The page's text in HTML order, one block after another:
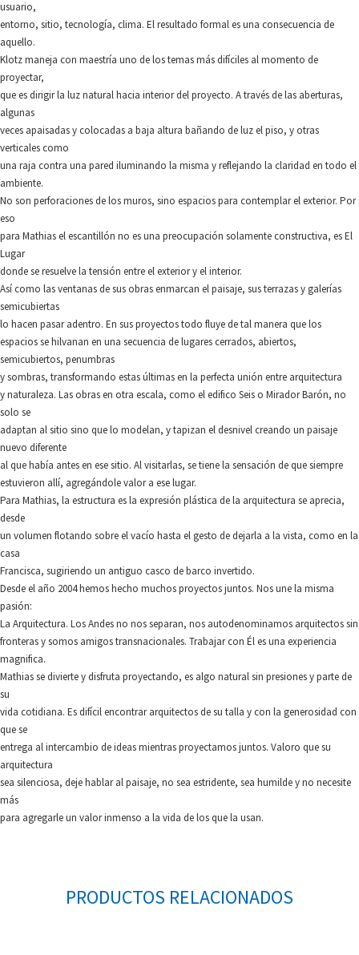
usuario,
entorno, sitio, tecnología, clima. El resultado formal es una consecuencia de
aquello.
Klotz maneja con maestría uno de los temas más difíciles al momento de
proyectar,
que es dirigir la luz natural hacia interior del proyecto. A través de las aberturas,
algunas
veces apaisadas y colocadas a baja altura bañando de luz el piso, y otras
verticales como
una raja contra una pared iluminando la misma y reflejando la claridad en todo el
ambiente.
No son perforaciones de los muros, sino espacios para contemplar el exterior. Por
eso
para Mathias el escantillón no es una preocupación solamente constructiva, es El
Lugar
donde se resuelve la tensión entre el exterior y el interior.
Así como las ventanas de sus obras enmarcan el paisaje, sus terrazas y galerías
semicubiertas
lo hacen pasar adentro. En sus proyectos todo fluye de tal manera que los
espacios se hilvanan en una secuencia de lugares cerrados, abiertos,
semicubiertos, penumbras
y sombras, transformando estas últimas en la perfecta unión entre arquitectura
y naturaleza. Las obras en otra escala, como el edifico Seis o Mirador Barón, no
solo se
adaptan al sitio sino que lo modelan, y tapizan el desnivel creando un paisaje
nuevo diferente
al que había antes en ese sitio. Al visitarlas, se tiene la sensación de que siempre
estuvieron allí, agregándole valor a ese lugar.
Para Mathias, la estructura es la expresión plástica de la arquitectura se aprecia,
desde
un volumen flotando sobre el vacío hasta el gesto de dejarla a la vista, como en la
casa
Francisca, sugiriendo un antiguo casco de barco invertido.
Desde el año 2004 hemos hecho muchos proyectos juntos. Nos une la misma
pasión:
La Arquitectura. Los Andes no nos separan, nos autodenominamos arquitectos sin
fronteras y somos amigos transnacionales. Trabajar con Él es una experiencia
magnifica.
Mathias se divierte y disfruta proyectando, es algo natural sin presiones y parte de
su
vida cotidiana. Es difícil encontrar arquitectos de su talla y con la generosidad con
que se
entrega al intercambio de ideas mientras proyectamos juntos. Valoro que su
arquitectura
sea silenciosa, deje hablar al paisaje, no sea estridente, sea humilde y no necesite
más
para agregarle un valor inmenso a la vida de los que la usan.
PRODUCTOS RELACIONADOS